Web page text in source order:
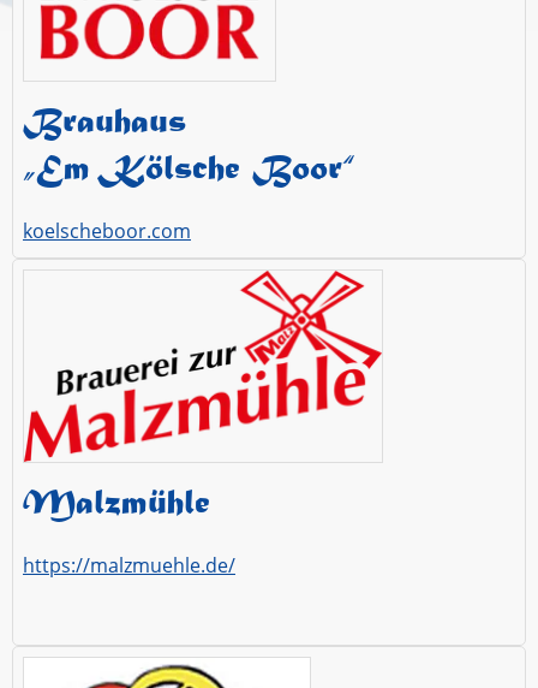
Brauhaus
„Em Kölsche Boor“
koelscheboor.com
Malzmühle
https://malzmuehle.de/